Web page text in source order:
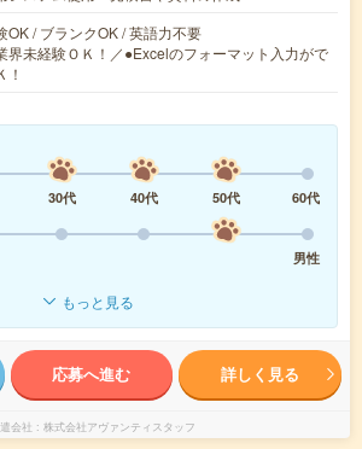
OK / ブランクOK / 英語力不要
界未経験ＯＫ！／●Excelのフォーマット入力がで
！
30代 40代 50代
60代
男性
もっと見る
応募へ進む 詳しく見る
会社 株式会社アヴァンティスタッフ